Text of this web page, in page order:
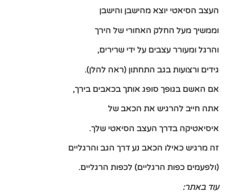
העצב הסיאטי יוצא מהישבן והישבן
וממשיך מעל החלק האחורי של הירך
והרגל ומעורר עצבים על ידי שרירים,
גידים ורצועות בגב התחתון (ראה להלן).
אם האשם בגופך סופג אותך בכאבים בירך,
אתה חייב להרגיש את הכאב של
איסיאטיקה בדרך העצב הסיאטי שלך.
זה מרגיש כאילו הכאב נע דרך הגב והרגליים
(ולפעמים כפות הרגליים) לכפות הרגליים.
עוד באתר: